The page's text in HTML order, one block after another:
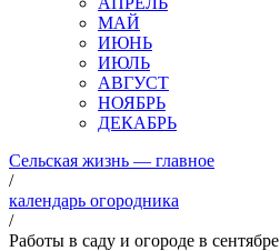
МАЙ
ИЮНЬ
ИЮЛЬ
АВГУСТ
НОЯБРЬ
ДЕКАБРЬ
Сельская жизнь — главное
/
календарь огородника
/
Работы в саду и огороде в сентябре